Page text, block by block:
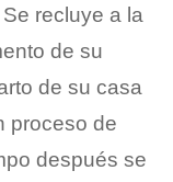
recluye a la
de su
de su casa
proceso de
después se